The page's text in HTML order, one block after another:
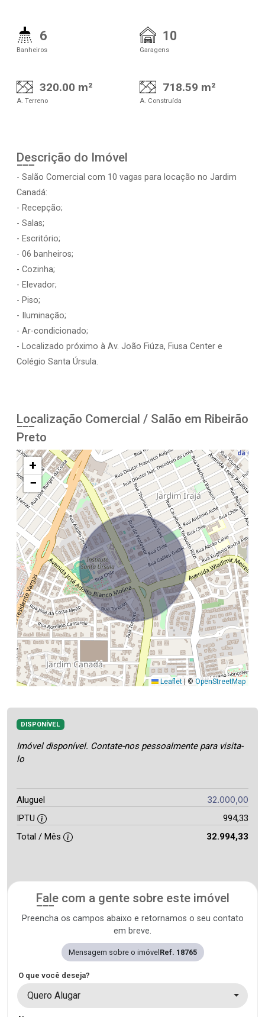
6
Banheiros
10
Garagens
320.00 m²
A. Terreno
718.59 m²
A. Construída
Descrição do Imóvel
- Salão Comercial com 10 vagas para locação no Jardim
Canadá:
- Recepção;
- Salas;
- Escritório;
- 06 banheiros;
- Cozinha;
- Elevador;
- Piso;
- Iluminação;
- Ar-condicionado;
- Localizado próximo à Av. João Fiúza, Fiusa Center e
Colégio Santa Úrsula.
Localização Comercial / Salão em Ribeirão
Preto
+
−
Leaflet © OpenStreetMap
DISPONÍVEL
Imóvel disponível. Contate-nos pessoalmente para visita-
lo
Aluguel 32.000,00
IPTU
994,33
Total / Mês
32.994,33
Fale com a gente sobre este imóvel
Preencha os campos abaixo e retornamos o seu contato
em breve.
Mensagem sobre o imóvel Ref. 18765
O que você deseja?
Quero Alugar